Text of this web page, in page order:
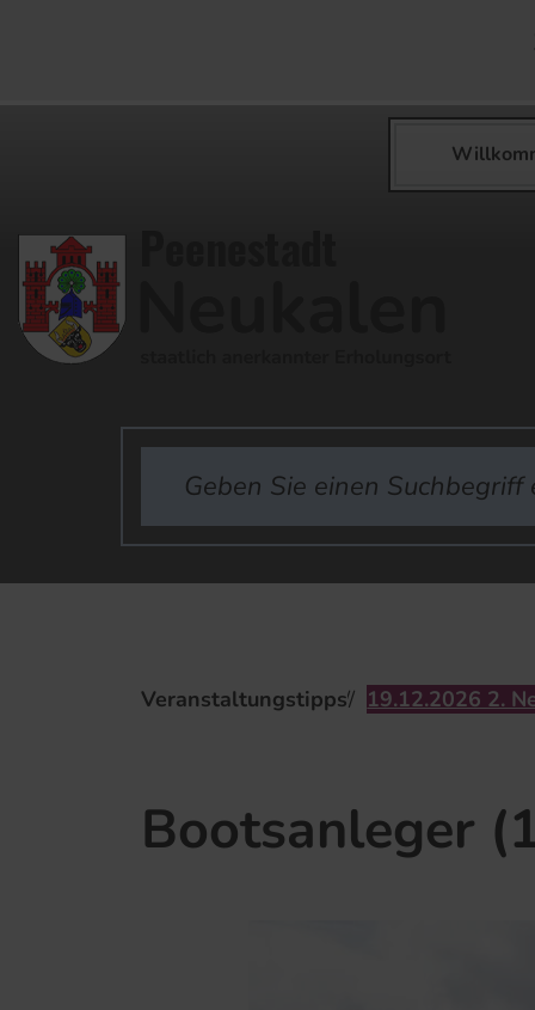
Veranstaltungstipps19.​12.​2026 2.
Bootsanleger